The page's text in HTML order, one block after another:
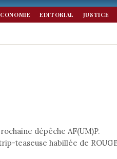
EDITORIAL JUSTICE
dépêche AF(UM)P.
teaseuse habillée de